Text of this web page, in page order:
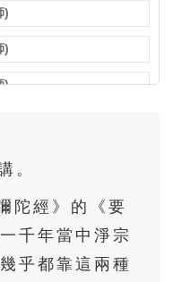
)
)
)
)
)
。
陀經》的《要
千年當中淨宗
乎都靠這兩種